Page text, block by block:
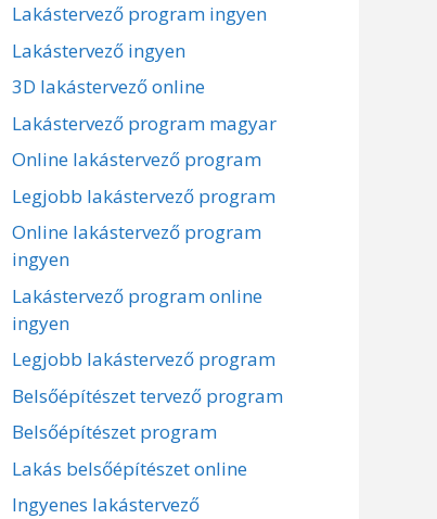
Lakástervező program ingyen
Lakástervező ingyen
3D lakástervező online
Lakástervező program magyar
Online lakástervező program
Legjobb lakástervező program
Online lakástervező program
ingyen
Lakástervező program online
ingyen
Legjobb lakástervező program
Belsőépítészet tervező program
Belsőépítészet program
Lakás belsőépítészet online
Ingyenes lakástervező